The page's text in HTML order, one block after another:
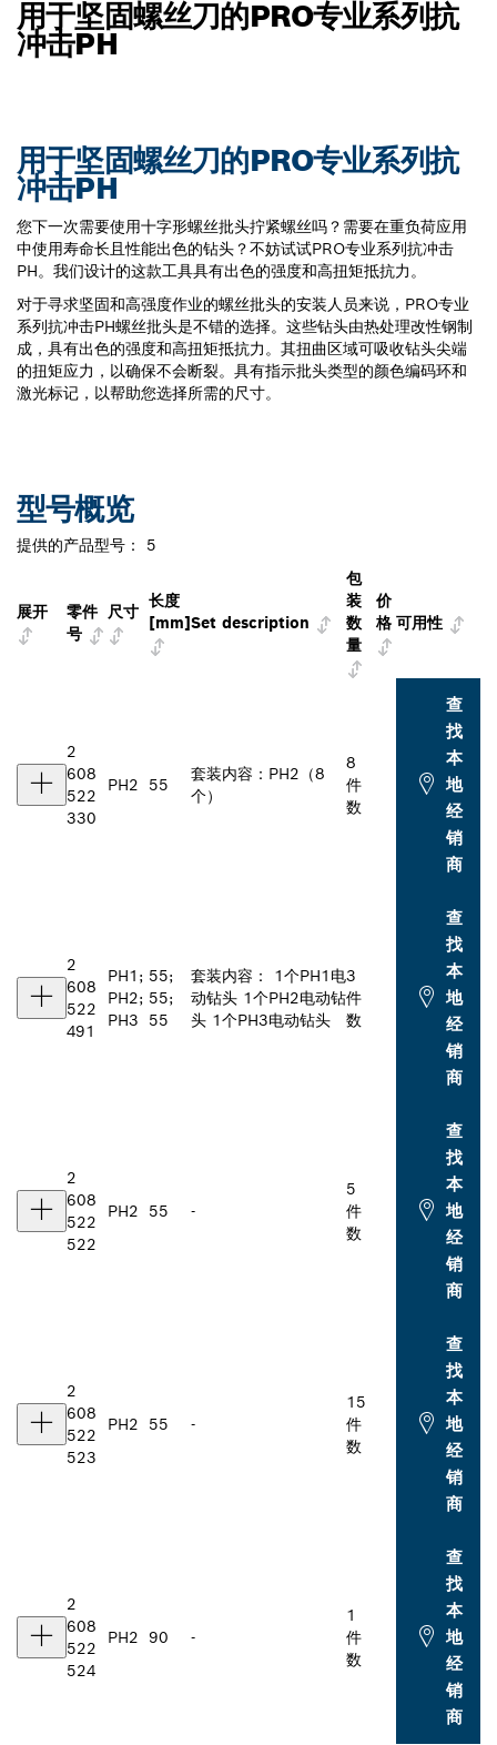
用于坚固螺丝刀的PRO专业系列抗
冲击PH
用于坚固螺丝刀的PRO专业系列抗
冲击PH
您下一次需要使用十字形螺丝批头拧紧螺丝吗？需要在重负荷应用
中使用寿命长且性能出色的钻头？不妨试试PRO专业系列抗冲击
PH。我们设计的这款工具具有出色的强度和高扭矩抵抗力。
对于寻求坚固和高强度作业的螺丝批头的安装人员来说，PRO专业
系列抗冲击PH螺丝批头是不错的选择。这些钻头由热处理改性钢制
成，具有出色的强度和高扭矩抵抗力。其扭曲区域可吸收钻头尖端
的扭矩应力，以确保不会断裂。具有指示批头类型的颜色编码环和
激光标记，以帮助您选择所需的尺寸。
型号概览
提供的产品型号： 5
展开
零件
号
尺寸
长度
[mm]Set description
包
装
数
量
价
格 可用性
2
608
522
330
PH2 55
套装内容：PH2（8
个）
8
件
数
查
找
本
地
经
销
商
2
608
522
491
PH1;
PH2;
PH3
55;
55;
55
套装内容： 1个PH1电
动钻头 1个PH2电动钻
头 1个PH3电动钻头
3
件
数
查
找
本
地
经
销
商
2
608
522
522
PH2 55 -
5
件
数
查
找
本
地
经
销
商
2
608
522
523
PH2 55 -
15
件
数
查
找
本
地
经
销
商
2
608
522
524
PH2 90 -
1
件
数
查
找
本
地
经
销
商